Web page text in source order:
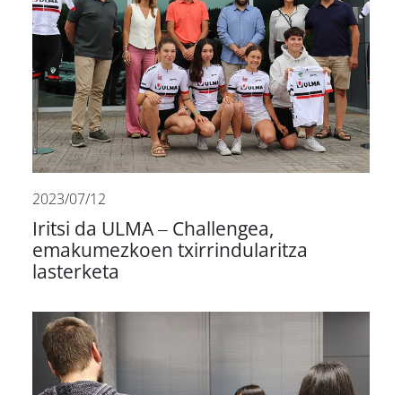
2023/07/12
Iritsi da ULMA – Challengea,
emakumezkoen txirrindularitza
lasterketa